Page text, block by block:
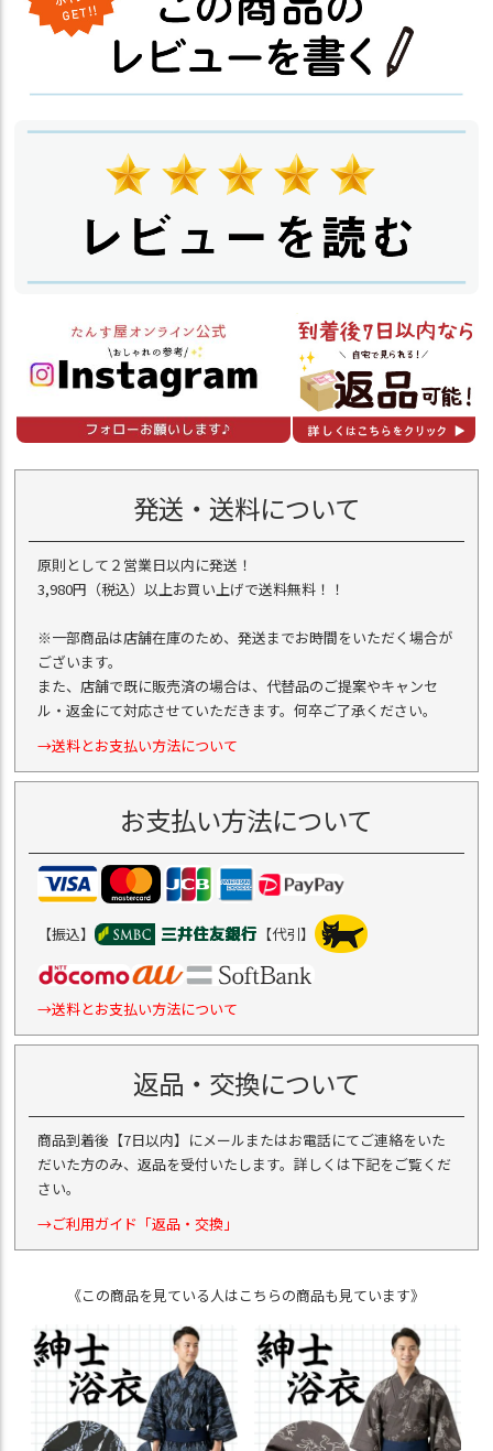
発送・送料について
原則として２営業日以内に発送！
3,980円（税込）以上お買い上げで送料無料！！
※一部商品は店舗在庫のため、発送までお時間をいただく場合が
ございます。
また、店舗で既に販売済の場合は、代替品のご提案やキャンセ
ル・返金にて対応させていただきます。何卒ご了承ください。
→送料とお支払い方法について
お支払い方法について
【振込】 【代引】
→送料とお支払い方法について
返品・交換について
商品到着後【7日以内】にメールまたはお電話にてご連絡をいた
だいた方のみ、返品を受付いたします。詳しくは下記をご覧くだ
さい。
→ご利用ガイド「返品・交換」
《この商品を見ている人はこちらの商品も見ています》